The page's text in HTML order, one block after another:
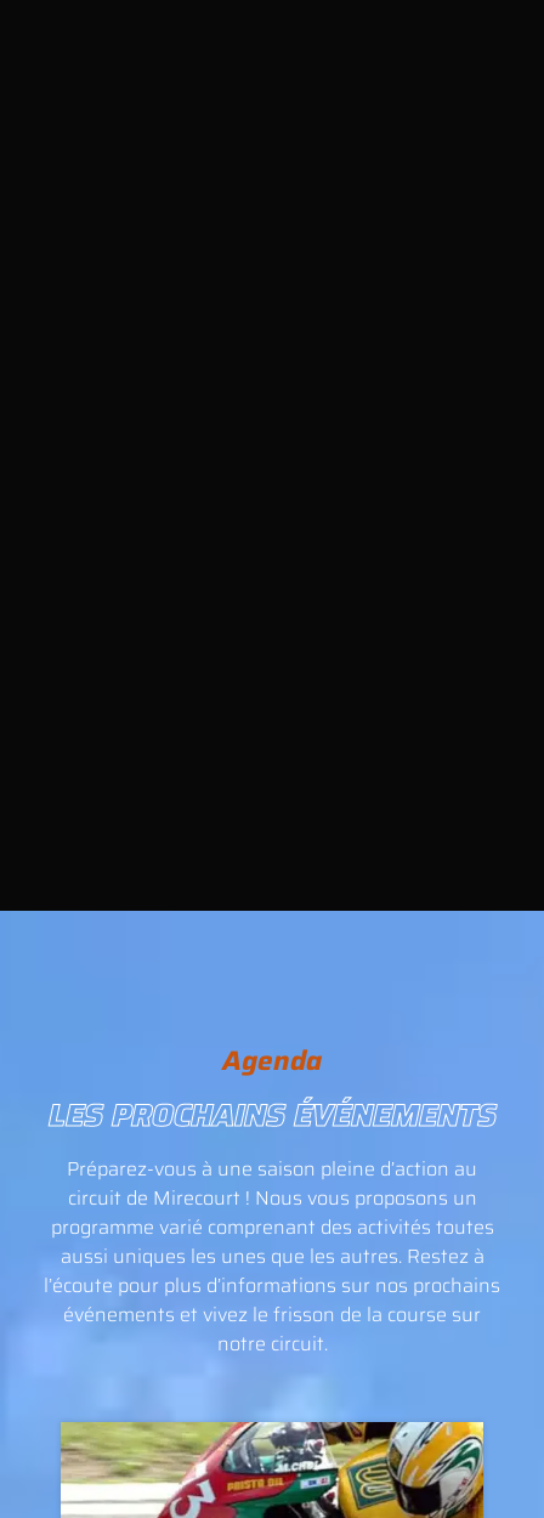
Agenda
LES PROCHAINS ÉVÉNEMENTS
Préparez-vous à une saison pleine d’action au
circuit de Mirecourt ! Nous vous proposons un
programme varié comprenant des activités toutes
aussi uniques les unes que les autres. Restez à
l’écoute pour plus d’informations sur nos prochains
événements et vivez le frisson de la course sur
notre circuit.